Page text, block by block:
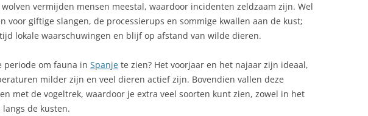
MANCHA
COFETE, VILLA WINTER
CORRALEJO
COSTA ADEJE
NUDISME IN SPANJE, COMPLETE
GIDS
NUDISTENSTRANDEN IN
NUDISTENSTRANDEN IN ASTURIË
NUDISTENSTRANDEN IN
CANTABRIA
OLIJVEN UIT SPANJE
ONDERWIJS IN SPANJE
vermijden mensen meestal, waardoor incidenten zeldzaam zijn. Wel
voor giftige slangen, de processierups en sommige kwallen aan de kust;
lokale waarschuwingen en blijf op afstand van wilde dieren.
periode om fauna in Spanje te zien? Het voorjaar en het najaar zijn ideaal,
milder zijn en veel dieren actief zijn. Bovendien vallen deze
met de vogeltrek, waardoor je extra veel soorten kunt zien, zowel in het
de kusten.